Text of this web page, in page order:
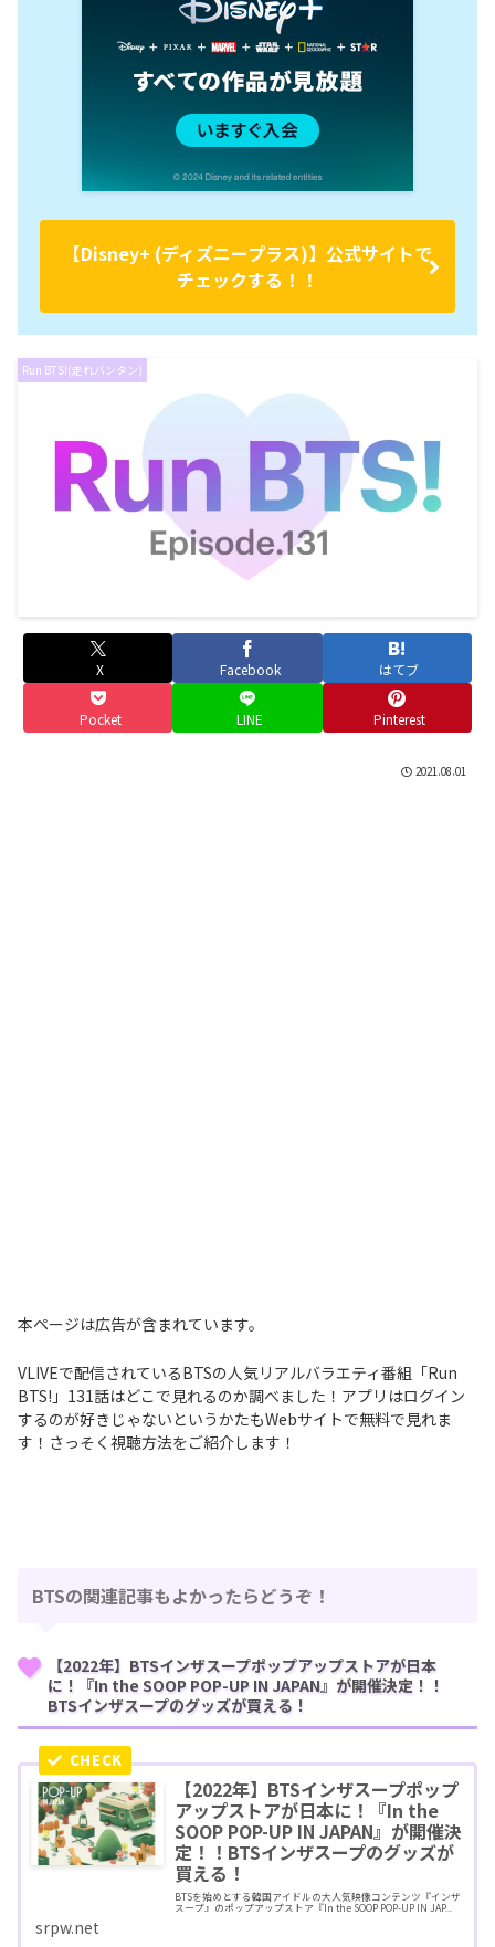
【Disney+ (ディズニープラス)】公式サイトで
チェックする！！
Run BTS!(走れバンタン)
X Facebook はてブ
Pocket LINE Pinterest
2021.08.01
本ページは広告が含まれています。
VLIVEで配信されているBTSの人気リアルバラエティ番組「Run
BTS!」131話はどこで見れるのか調べました！アプリはログイン
するのが好きじゃないというかたもWebサイトで無料で見れま
す！さっそく視聴方法をご紹介します！
BTSの関連記事もよかったらどうぞ！
【2022年】BTSインザスープポップアップストアが日本
に！『In the SOOP POP-UP IN JAPAN』が開催決定！！
BTSインザスープのグッズが買える！
【2022年】BTSインザスープポップ
アップストアが日本に！『In the
SOOP POP-UP IN JAPAN』が開催決
定！！BTSインザスープのグッズが
買える！
BTSを始めとする韓国アイドルの大人気映像コンテンツ『インザ
スープ』のポップアップストア『In the SOOP POP-UP IN JAP...
srpw.net